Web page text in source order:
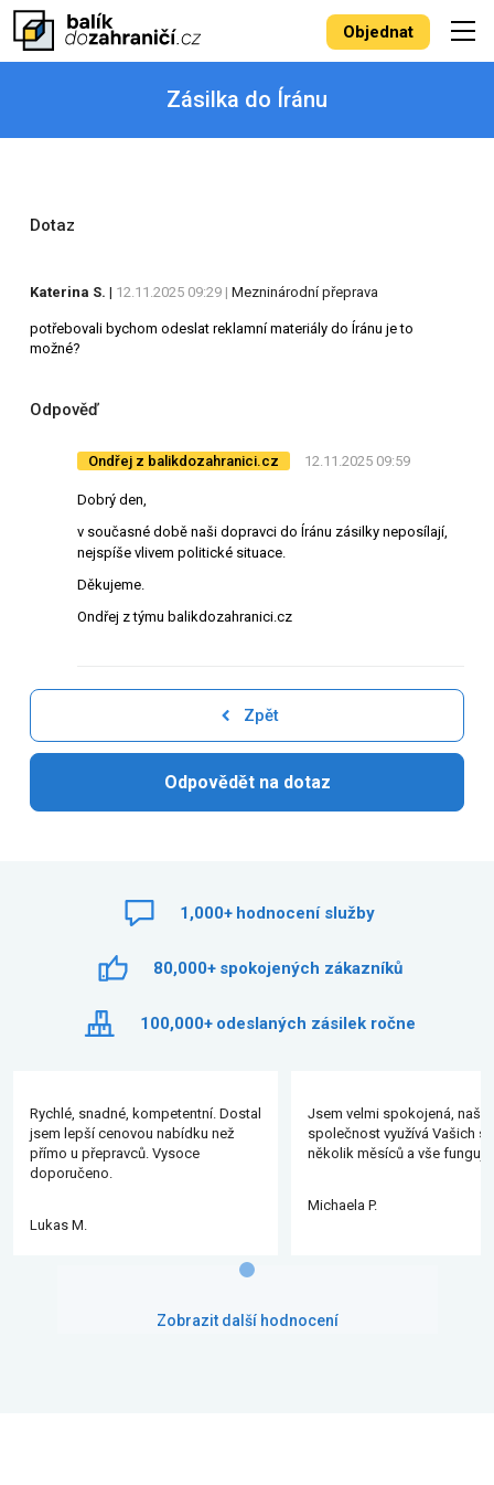
Objednat
Zásilka do Íránu
Dotaz
Katerina S. | 12.11.2025 09:29 | Mezninárodní přeprava
potřebovali bychom odeslat reklamní materiály do Íránu je to
možné?
Odpověď
Ondřej z balikdozahranici.cz 12.11.2025 09:59
Dobrý den,
v současné době naši dopravci do Íránu zásilky neposílají,
nejspíše vlivem politické situace.
Děkujeme.
Ondřej z týmu balikdozahranici.cz
Zpět
Odpovědět na dotaz
1,000+ hodnocení služby
80,000+ spokojených zákazníků
100,000+ odeslaných zásilek ročne
Rychlé, snadné, kompetentní. Dostal
jsem lepší cenovou nabídku než
přímo u přepravců. Vysoce
doporučeno.
Lukas M.
Jsem velmi spokojená, naše
společnost využívá Vašich
několik měsíců a vše funguje.
Michaela P.
Zobrazit další hodnocení